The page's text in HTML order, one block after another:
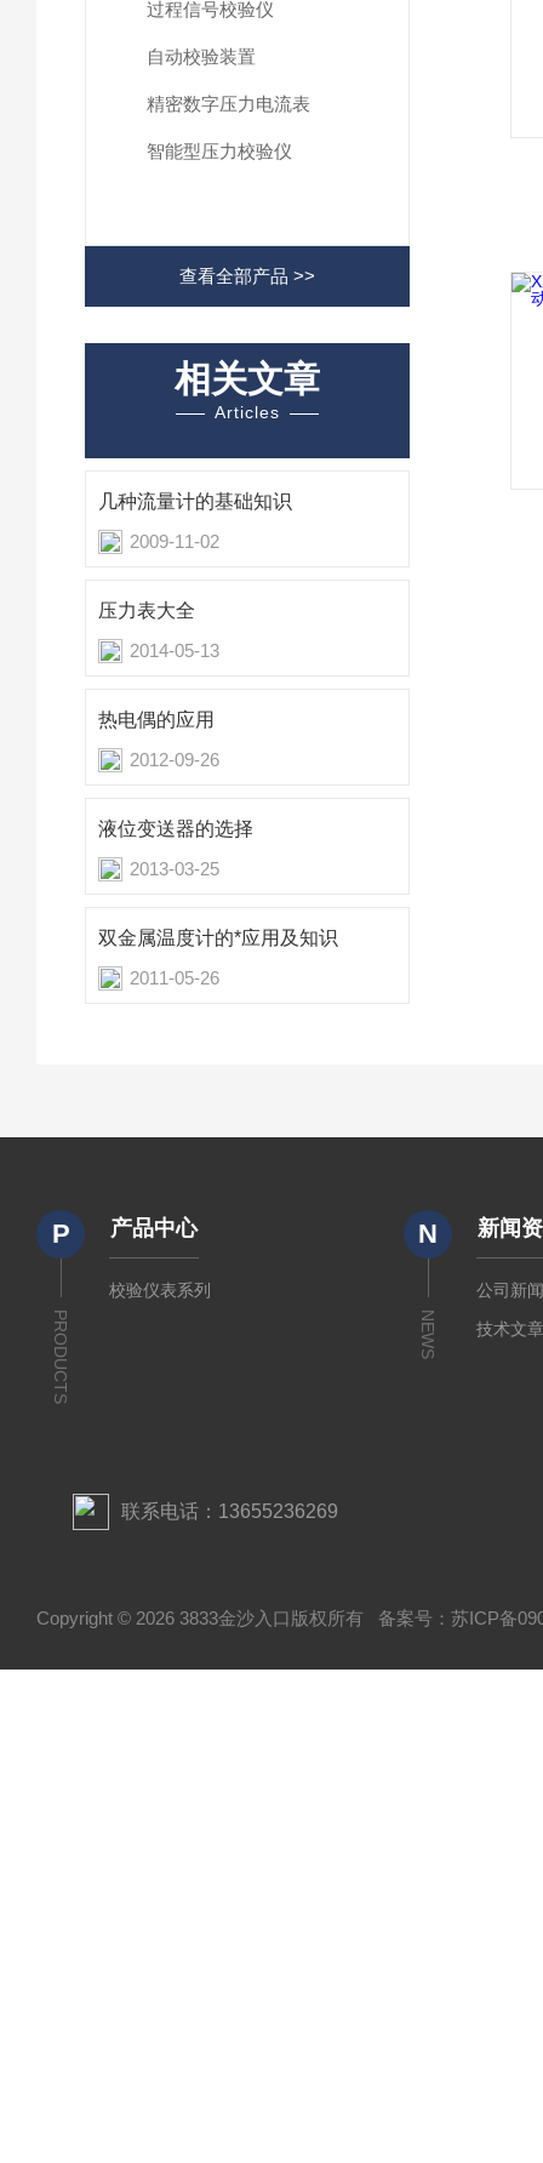
过程信号校验仪
自动校验装置
精密数字压力电流表
智能型压力校验仪
查看全部产品 >>
相关文章
Articles
几种流量计的基础知识
2009-11-02
压力表大全
2014-05-13
热电偶的应用
2012-09-26
液位变送器的选择
2013-03-25
双金属温度计的*应用及知识
2011-05-26
P
PRODUCTS
产品中心
校验仪表系列
N
NEWS
新闻
公司新
技术文
联系电话：13655236269
Copyright © 2026 3833金沙入口版权所有 备案号：苏ICP备